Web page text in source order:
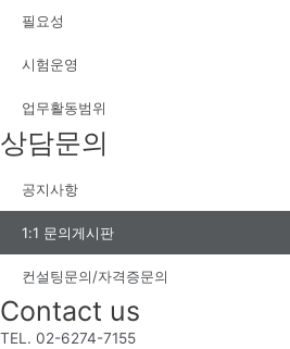
필요성
시험운영
업무활동범위
상담문의
공지사항
1:1 문의게시판
컨설팅문의/자격증문의
Contact us
TEL. 02-6274-7155